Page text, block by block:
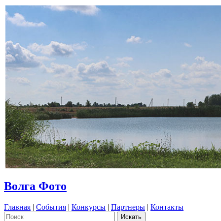
Волга Фото
Главная | События | Конкурсы | Партнеры | Контакты